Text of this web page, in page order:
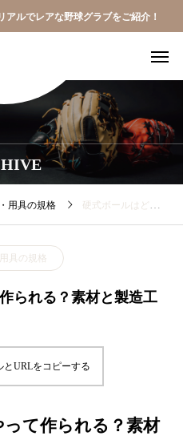
ルでレアな野球グラブをご紹介！
用具の規格 硬式ボールはどうやって作られる？素材と製造工程
具の規格
られる？素材と製造工
とURLをコピーする
て作られる？素材